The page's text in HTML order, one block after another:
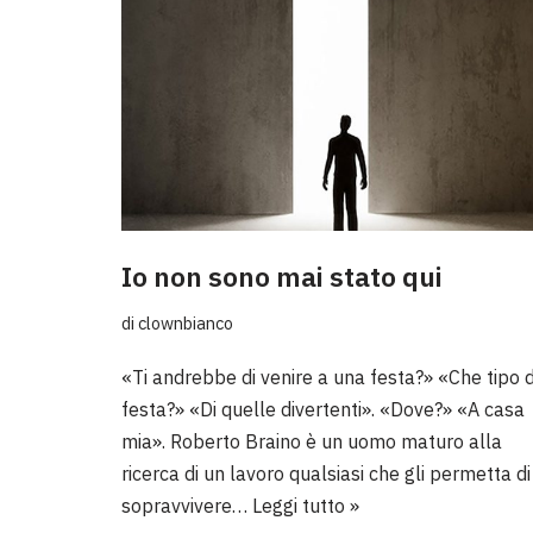
Io non sono mai stato qui
di clownbianco
«Ti andrebbe di venire a una festa?» «Che tipo
festa?» «Di quelle divertenti». «Dove?» «A casa
mia». Roberto Braino è un uomo maturo alla
ricerca di un lavoro qualsiasi che gli permetta di
sopravvivere… Leggi tutto »